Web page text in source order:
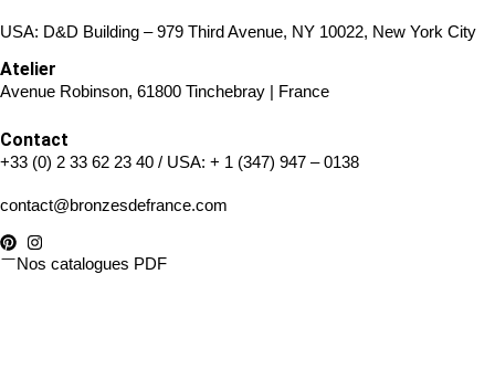
USA: D&D Building – 979 Third Avenue, NY 10022, New York City
Atelier
Avenue Robinson, 61800 Tinchebray | France
Contact
+33 (0) 2 33 62 23 40 / USA: + 1 (347) 947 – 0138
contact@bronzesdefrance.com
Nos catalogues PDF